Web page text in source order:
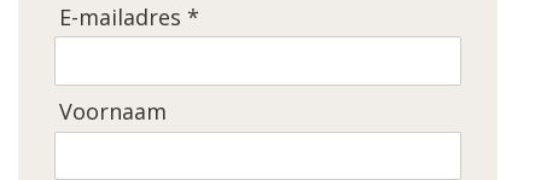
E-mailadres *
Voornaam